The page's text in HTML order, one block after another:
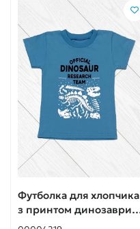
Футболка для хлопчика
з принтом динозаври
бірюзова